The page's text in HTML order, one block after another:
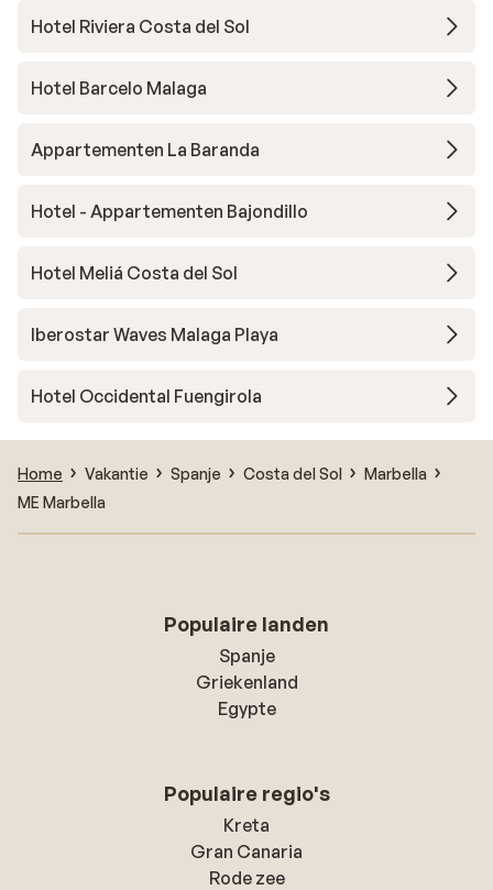
Hotel Riviera Costa del Sol
Hotel Barcelo Malaga
Appartementen La Baranda
Hotel - Appartementen Bajondillo
Hotel Meliá Costa del Sol
Iberostar Waves Malaga Playa
Hotel Occidental Fuengirola
Home Vakantie Spanje Costa del Sol
Marbella
ME Marbella
Populaire landen
Spanje
Griekenland
Egypte
Populaire regio's
Kreta
Gran Canaria
Rode zee